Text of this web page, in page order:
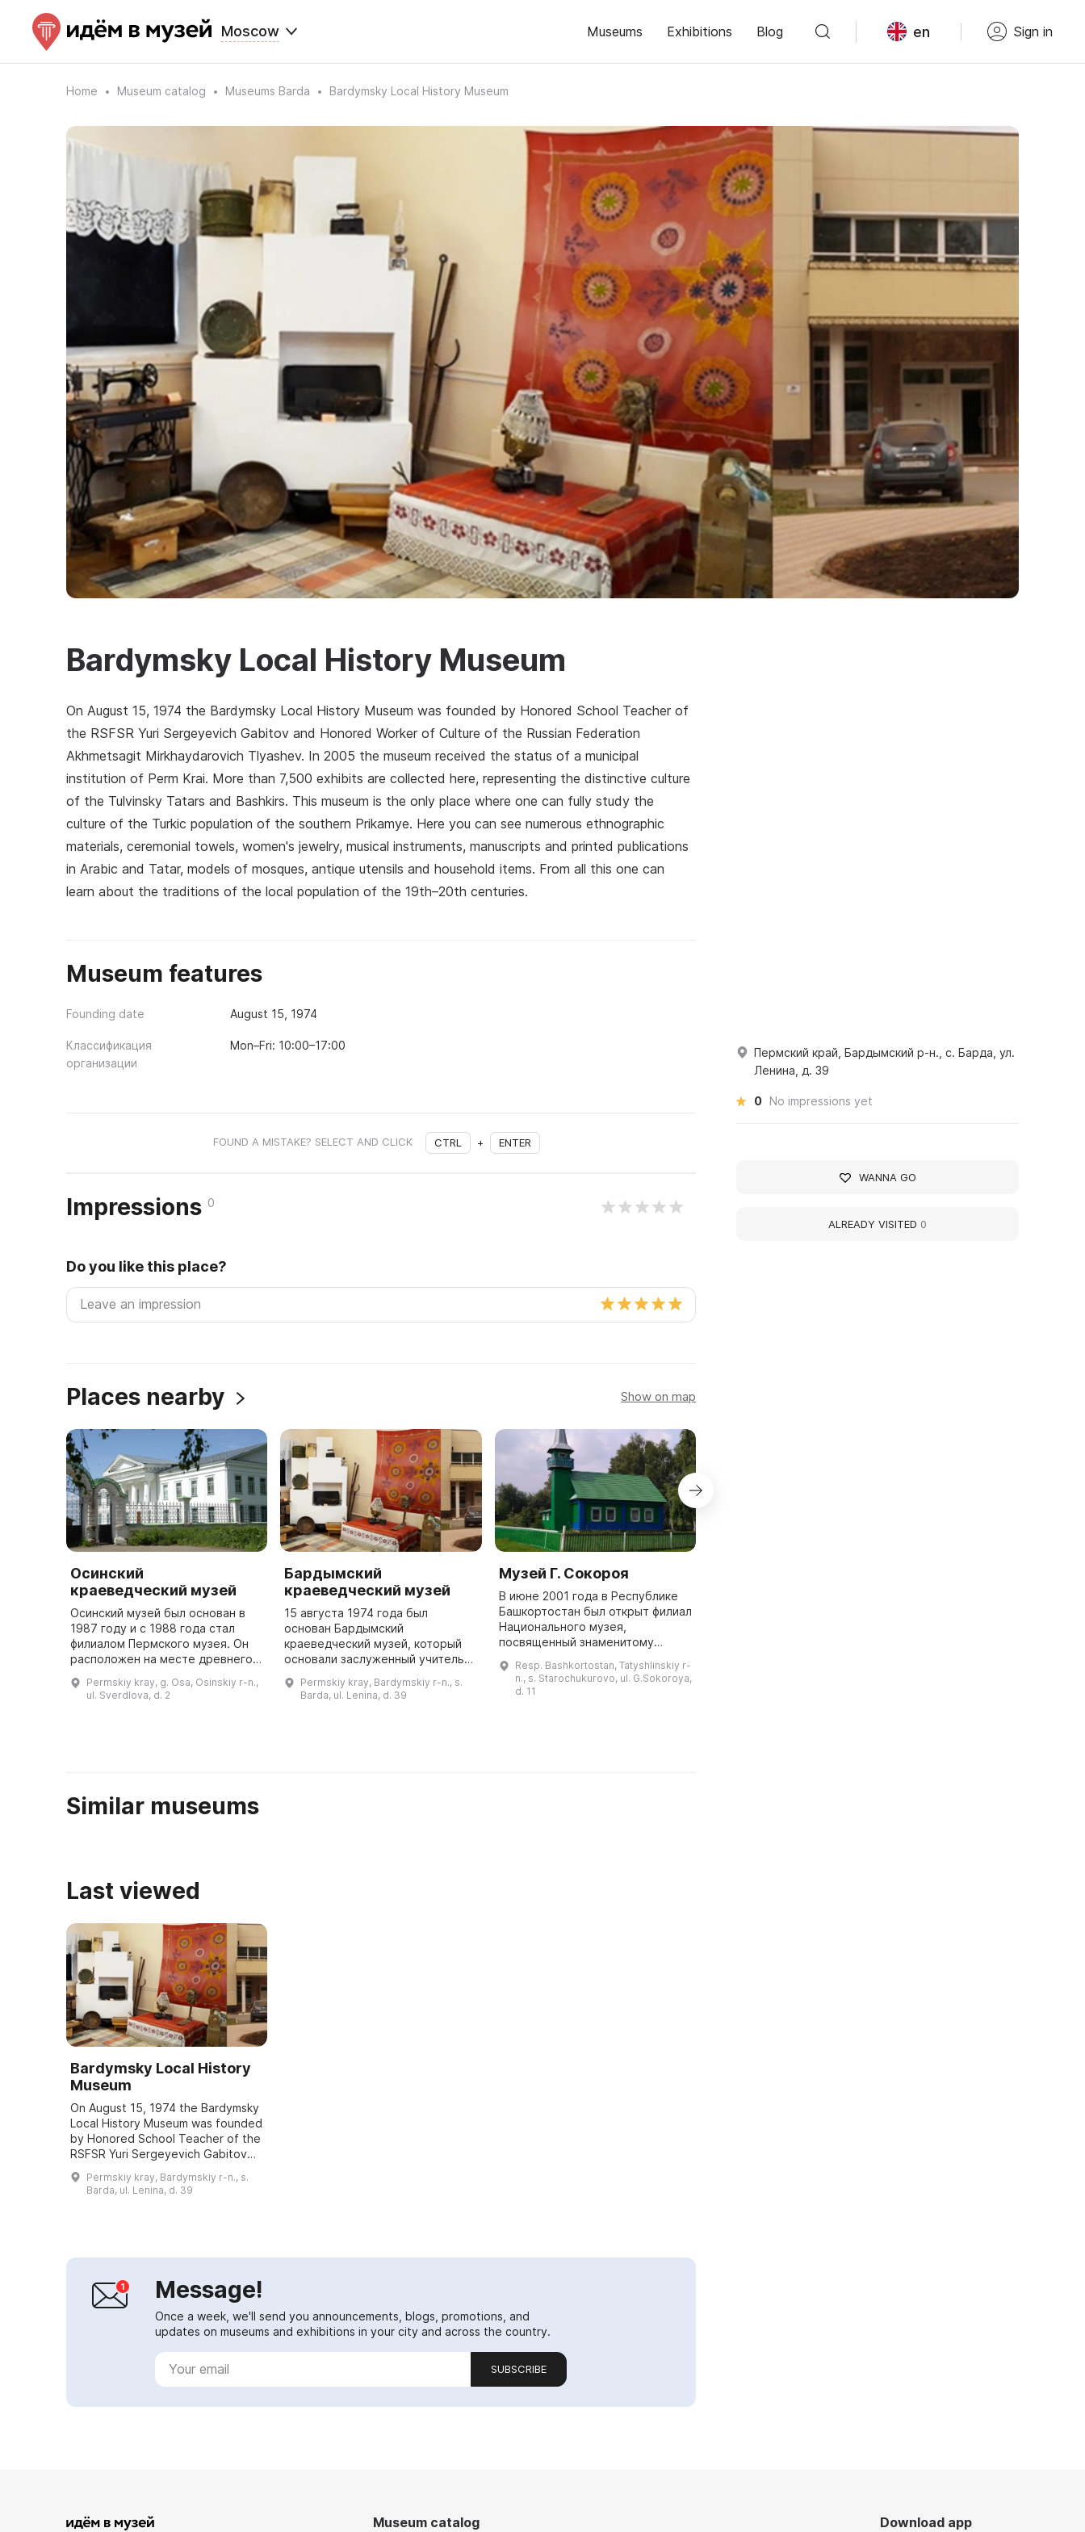
Moscow Museums Exhibitions Blog en Sign in
Home Museum catalog Museums Barda Bardymsky Local History Museum
Bardymsky Local History Museum
On August 15, 1974 the Bardymsky Local History Museum was founded by Honored School Teacher of
the RSFSR Yuri Sergeyevich Gabitov and Honored Worker of Culture of the Russian Federation
Akhmetsagit Mirkhaydarovich Tlyashev. In 2005 the museum received the status of a municipal
institution of Perm Krai. More than 7,500 exhibits are collected here, representing the distinctive culture
of the Tulvinsky Tatars and Bashkirs. This museum is the only place where one can fully study the
culture of the Turkic population of the southern Prikamye. Here you can see numerous ethnographic
materials, ceremonial towels, women's jewelry, musical instruments, manuscripts and printed publications
in Arabic and Tatar, models of mosques, antique utensils and household items. From all this one can
learn about the traditions of the local population of the 19th–20th centuries.
Museum features
Founding date August 15, 1974
Классификация
организации
Mon–Fri: 10:00–17:00
FOUND A MISTAKE? SELECT AND CLICK CTRL + ENTER
Impressions 0
Do you like this place?
Places nearby Show on map
Осинский
краеведческий музей
Осинский музей был основан в
1987 году и с 1988 года стал
филиалом Пермского музея. Он
расположен на месте древнего
датируемого II веком до н. э. и III
Permskiy kray, g. Osa, Osinskiy r-n.,
ul. Sverdlova, d. 2
Бардымский
краеведческий музей
15 августа 1974 года был
основан Бардымский
краеведческий музей, который
основали заслуженный учитель
Габитов и заслуженный работник
культуры РФ Ахметсагит
Permskiy kray, Bardymskiy r-n., s.
Barda, ul. Lenina, d. 39
Музей Г. Сокороя
В июне 2001 года в Республике
Башкортостан был открыт филиал
Национального музея,
посвященный знаменитому
XIX века Гали Сокорою. С 2010
года он является филиалом МАУ
Resp. Bashkortostan, Tatyshlinskiy r-
n., s. Starochukurovo, ul. G.Sokoroya,
d. 11
Similar museums
Last viewed
Bardymsky Local History
Museum
On August 15, 1974 the Bardymsky
Local History Museum was founded
by Honored School Teacher of the
RSFSR Yuri Sergeyevich Gabitov
and Honored Worker of Culture of
the Russian Federation
Akhmetsagit Mi...
Permskiy kray, Bardymskiy r-n., s.
Barda, ul. Lenina, d. 39
Message!
Once a week, we'll send you announcements, blogs, promotions, and
updates on museums and exhibitions in your city and across the country.
SUBSCRIBE
Пермский край, Бардымский р-н., с. Барда, ул.
Ленина, д. 39
0 No impressions yet
WANNA GO
ALREADY VISITED 0
Museum catalog Download app